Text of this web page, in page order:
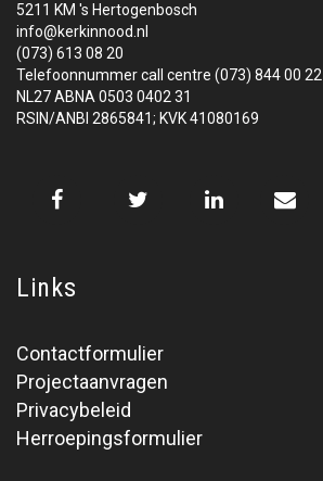
5211 KM 's Hertogenbosch
info@kerkinnood.nl
(073) 613 08 20
Telefoonnummer call centre (073) 844 00 22
NL27 ABNA 0503 0402 31
RSIN/ANBI 2865841; KVK 41080169
Links
Contactformulier
Projectaanvragen
Privacybeleid
Herroepingsformulier